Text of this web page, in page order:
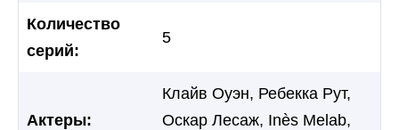
Количество
серий:
5
Актеры:
Клайв Оуэн, Ребекка Рут,
Оскар Лесаж, Inès Melab,